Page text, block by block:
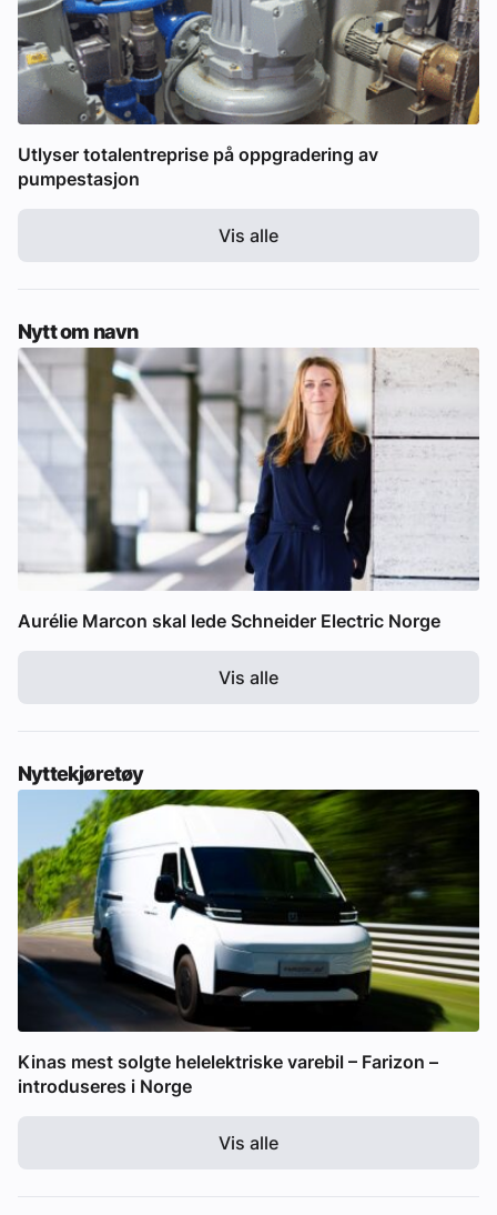
Utlyser totalentreprise på oppgradering av
pumpestasjon
Vis alle
Nytt om navn
Aurélie Marcon skal lede Schneider Electric Norge
Vis alle
Nyttekjøretøy
Kinas mest solgte helelektriske varebil – Farizon –
introduseres i Norge
Vis alle